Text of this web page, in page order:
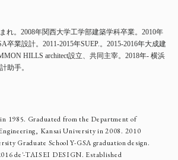
れ。2008年関西大学工学部建築学科卒業。2010年
卒業設計。2011-2015年SUEP.。2015-2016年大成建
HILLS architect設立、共同主宰。2018年- 横浜
助手。
1985. Graduated from the Department of
Kansai University in 2008. 2010
Graduate School Y-GSA graduation design.
de'-TAISEI DESIGN. Established